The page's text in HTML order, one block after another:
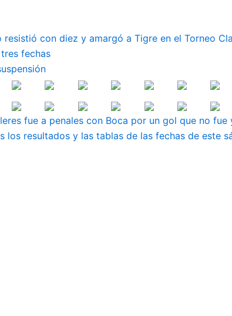
con diez y amargó a Tigre en el Torneo
fechas
fue a penales con Boca por un gol que no
los resultados y las tablas de las fechas de este